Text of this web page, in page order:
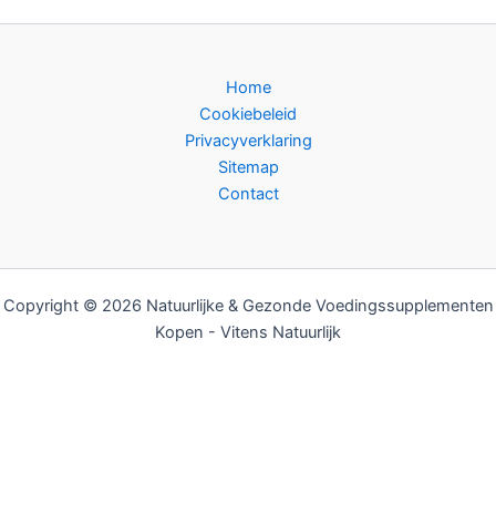
Home
Cookiebeleid
Privacyverklaring
Sitemap
Contact
Copyright © 2026 Natuurlijke & Gezonde Voedingssupplementen
Kopen - Vitens Natuurlijk